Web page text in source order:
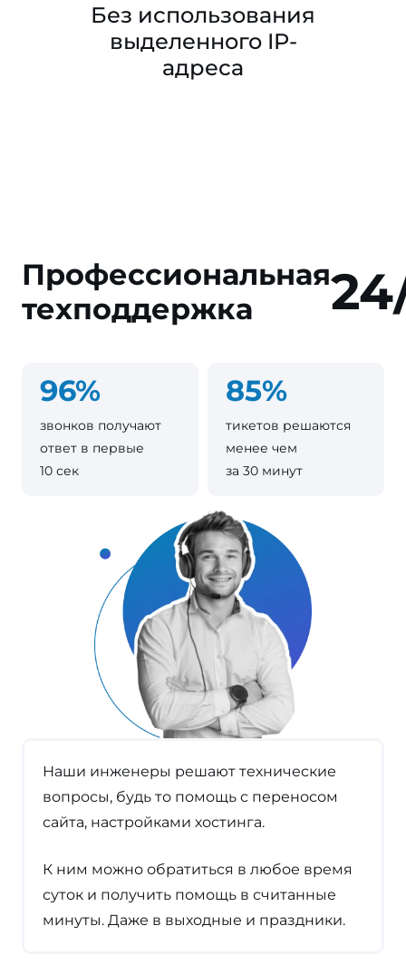
Без использования
выделенного IP-
адреса
Профессиональная
техподдержка
Наши инженеры решают технические
вопросы, будь то помощь с переносом
сайта, настройками хостинга.
К ним можно обратиться в любое время
суток и получить помощь в считанные
минуты. Даже в выходные и праздники.
96%
звонков получают
ответ в первые
10 сек
85%
тикетов решаются
менее чем
за 30 минут